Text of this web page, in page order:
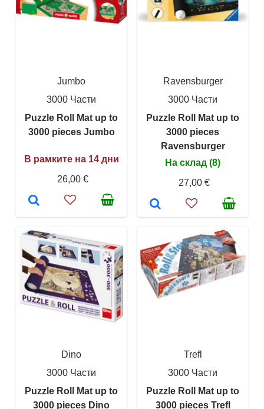
Jumbo
3000 Части
Puzzle Roll Mat up to
3000 pieces Jumbo
В рамките на 14 дни
26,00 €
Ravensburger
3000 Части
Puzzle Roll Mat up to
3000 pieces
Ravensburger
На склад (8)
27,00 €
Dino
3000 Части
Puzzle Roll Mat up to
3000 pieces Dino
Trefl
3000 Части
Puzzle Roll Mat up to
3000 pieces Trefl